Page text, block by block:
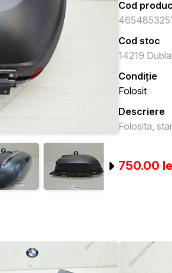
Cod
Cod stoc
14219
Condiție
Folosit
Descriere
Folosita,
750.00